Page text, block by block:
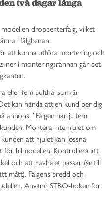
två dagar långa
dropcenterfälg, vilket
i fälgbanan.
att kunna utföra montering och
ner i monteringsrännan går det
eller fem bulthål som är
kan hända att en kund ber dig
”Fälgen har ju fem
Montera inte hjulet om
att hjulet kan lossna
för bilmodellen. Kontrollera att
och att navhålet passar (se till
mått). Fälgens bredd och
Använd STRO-boken för